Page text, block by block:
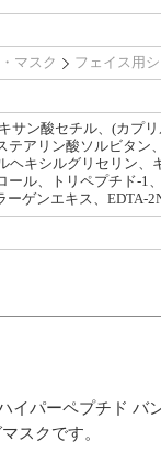
マスク
フェイス用
ン酸セチル、(カプ
テアリン酸ソルビタ
ヘキシルグリセリン
ール、トリペプチド-
ゲンエキス、EDTA-
イパーペプチド
スクです。